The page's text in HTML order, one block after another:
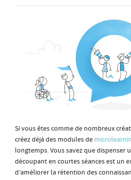
Si vous êtes comme de nombreux
créez déjà des modules de
longtemps. Vous savez que dispenser
découpant en courtes séances est un
d’améliorer la rétention des